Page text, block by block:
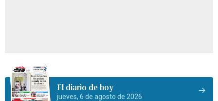
El diario de hoy
jueves, 6 de agosto de 2026